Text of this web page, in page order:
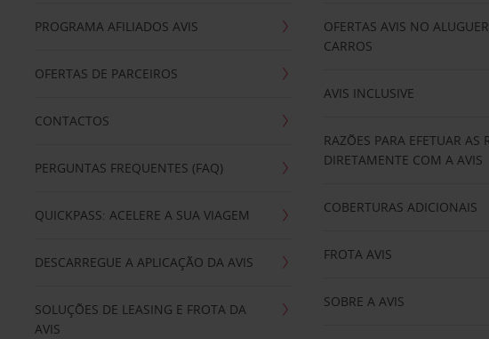
PROGRAMA AFILIADOS AVIS
OFERTAS DE PARCEIROS
CONTACTOS
PERGUNTAS FREQUENTES (FAQ)
QUICKPASS: ACELERE A SUA VIAGEM
DESCARREGUE A APLICAÇÃO DA AVIS
SOLUÇÕES DE LEASING E FROTA DA
AVIS
OFERTAS AVIS NO
CARROS
AVIS INCLUSIVE
RAZÕES PARA EFETUAR AS
DIRETAMENTE COM A AVIS
COBERTURAS ADICIONAIS
FROTA AVIS
SOBRE A AVIS